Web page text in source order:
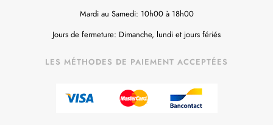
Mardi au Samedi: 10h00 à 18h00
Jours de fermeture: Dimanche, lundi et jours fériés
LES MÉTHODES DE PAIEMENT ACCEPTÉES